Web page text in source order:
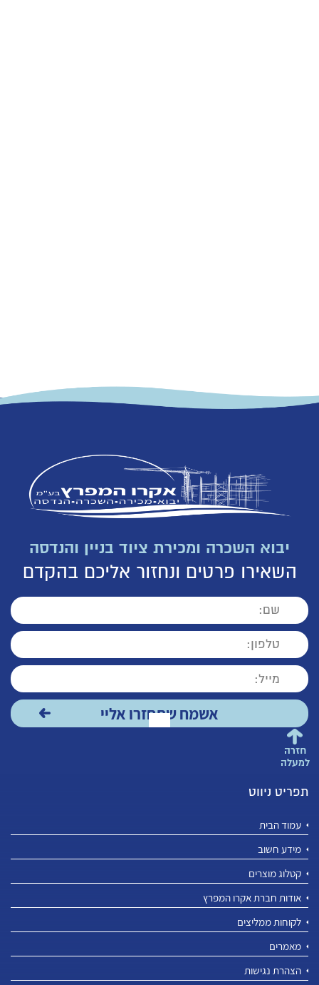
יבוא השכרה ומכירת ציוד בניין והנדסה
השאירו פרטים ונחזור אליכם בהקדם
חזרה
למעלה
תפריט ניווט
עמוד הבית
מידע חשוב
קטלוג מוצרים
אודות חברת אקרו המפרץ
לקוחות ממליצים
מאמרים
הצהרת נגישות